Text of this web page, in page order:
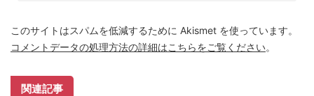
このサイトはスパムを低減するために Akismet を使っています。
コメントデータの処理方法の詳細はこちらをご覧ください。
関連記事